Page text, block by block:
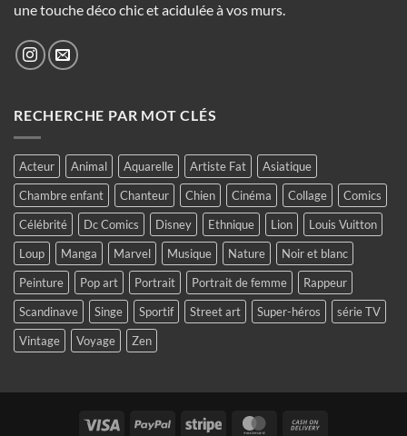
une touche déco chic et acidulée à vos murs.
RECHERCHE PAR MOT CLÉS
Acteur Animal Aquarelle Artiste Fat
Asiatique
Chambre enfant
Chanteur Chien Cinéma Collage
Comics
Célébrité
Dc Comics Disney Ethnique Lion
Louis Vuitton
Loup
Manga Marvel Musique Nature
Noir et blanc
Peinture
Pop art Portrait Portrait de femme
Rappeur
Scandinave
Singe Sportif Street art Super-héros
série TV
Vintage
Voyage Zen
Visa PayPal Stripe MasterCard